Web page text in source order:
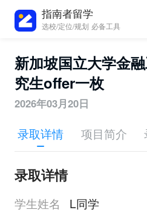
指南者留学
选校/定位/规划 必备工具
新加坡国立大学金
究生offer一枚
2026年03月20日
录取详情 项目简介
录取详情
学生姓名
L同学